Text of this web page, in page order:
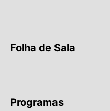
Folha de Sala
Programas